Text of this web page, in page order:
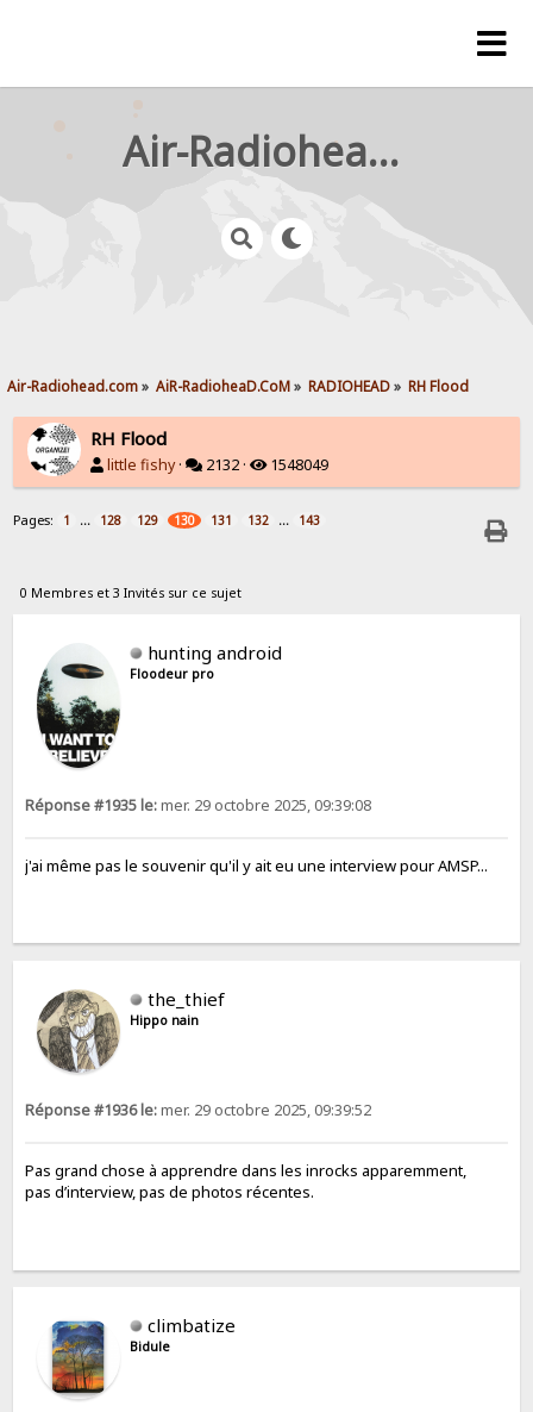
Air-Radiohead.com
Air-Radiohead.com» AiR-RadioheaD.CoM» RADIOHEAD» RH Flood
RH Flood
little fishy· 2132 · 1548049
Pages: 1 ... 128 129 130 131 132 ... 143
0 Membres et 3 Invités sur ce sujet
hunting android
Floodeur pro
Réponse #1935 le:mer. 29 octobre 2025, 09:39:08
j'ai même pas le souvenir qu'il y ait eu une interview pour AMSP...
the_thief
Hippo nain
Réponse #1936 le:mer. 29 octobre 2025, 09:39:52
Pas grand chose à apprendre dans les inrocks apparemment,
pas d’interview, pas de photos récentes.
climbatize
Bidule